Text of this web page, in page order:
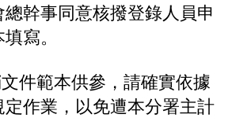
幹事同意核撥登錄人員申
寫。
件範本供參，請確實依據
作業，以免遭本分署主計